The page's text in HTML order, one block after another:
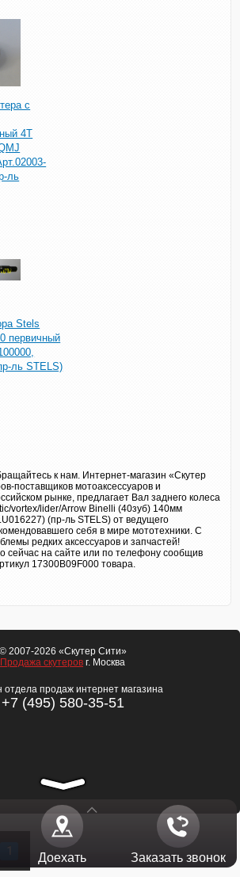
с
4T
ль
Stels
первичный
ль STELS)
к нам. Интернет-магазин «Скутер
поставщиков мотоаксессуаров и
рынке, предлагает Вал заднего колеса
vortex/lider/Arrow Binelli (40зуб) 140мм
(пр-ль STELS) от ведущего
себя в мире мототехники. С
редких аксессуаров и запчастей!
сейчас на сайте или по телефону сообщив
17300B09F000 товара.
© 2007-2026 «Скутер Сити»
Продажа скутеров г. Москва
отдела продаж интернет магазина
+7 (495) 580-35-51
Доехать Заказать звонок